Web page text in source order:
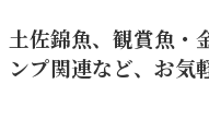
土佐錦魚、観賞魚・
ンプ関連など、お気